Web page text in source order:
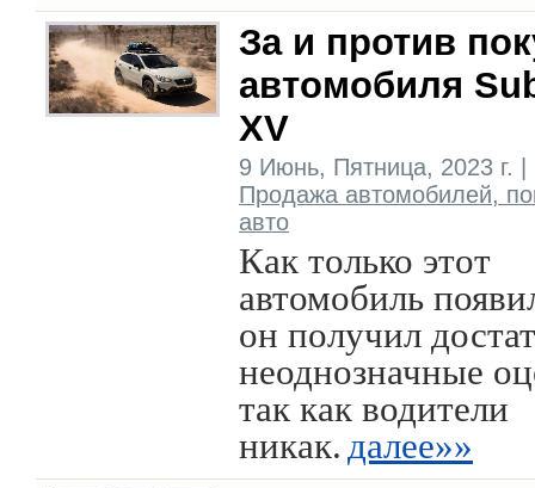
За и против
автомобиля
XV
9 Июнь, Пятница, 2023 г. |
Продажа автомобилей,
авто
Как только этот
автомобиль
он получил
неоднозначные
так как водители
никак. далее»»